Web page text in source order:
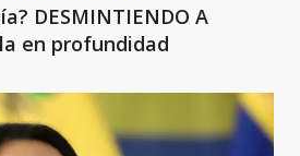
DESMINTIENDO A
en profundidad